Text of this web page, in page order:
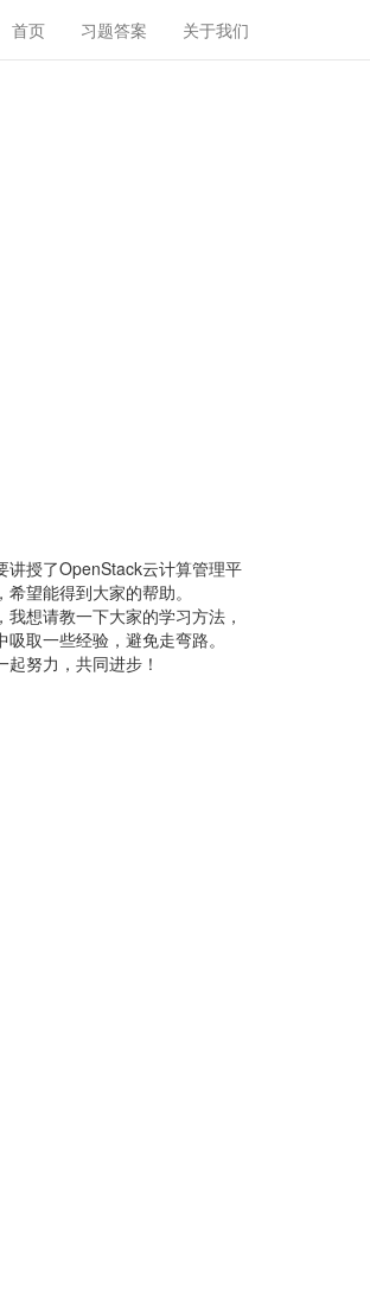
首页 习题答案 关于我们
讲授了OpenStack云计算管理平
望能得到大家的帮助。
想请教一下大家的学习方法，
取一些经验，避免走弯路。
努力，共同进步！